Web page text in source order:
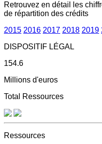
Retrouvez en détail les
de répartition des crédits
2015 2016 2017 2018 2019
DISPOSITIF LÉGAL
154.6
Millions d'euros
Total Ressources
Ressources